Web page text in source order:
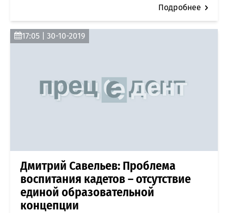
Подробнее
17:05 | 30-10-2019
Дмитрий Савельев: Проблема
воспитания кадетов – отсутствие
единой образовательной
концепции